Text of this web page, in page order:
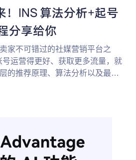
！INS 算法分析+起号
分享给你
家不可错过的社媒营销平台之
运营得更好、获取更多流量，就
的推荐原理、算法分析以及最基